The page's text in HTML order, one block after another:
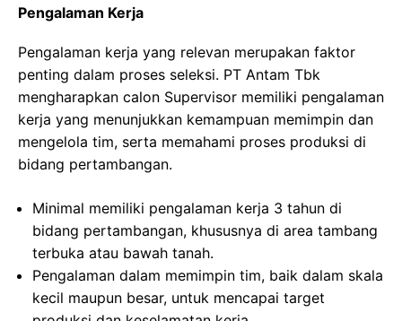
Pengalaman Kerja
Pengalaman kerja yang relevan merupakan faktor
penting dalam proses seleksi. PT Antam Tbk
mengharapkan calon Supervisor memiliki pengalaman
kerja yang menunjukkan kemampuan memimpin dan
mengelola tim, serta memahami proses produksi di
bidang pertambangan.
Minimal memiliki pengalaman kerja 3 tahun di
bidang pertambangan, khususnya di area tambang
terbuka atau bawah tanah.
Pengalaman dalam memimpin tim, baik dalam skala
kecil maupun besar, untuk mencapai target